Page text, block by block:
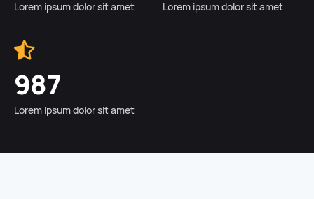
Lorem ipsum dolor sit amet Lorem ipsum dolor sit amet
987
Lorem ipsum dolor sit amet